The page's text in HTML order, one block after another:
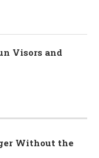
Visors and
Without the